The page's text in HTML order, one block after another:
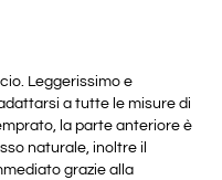
Leggerissimo e
a tutte le misure di
la parte anteriore è
naturale, inoltre il
grazie alla